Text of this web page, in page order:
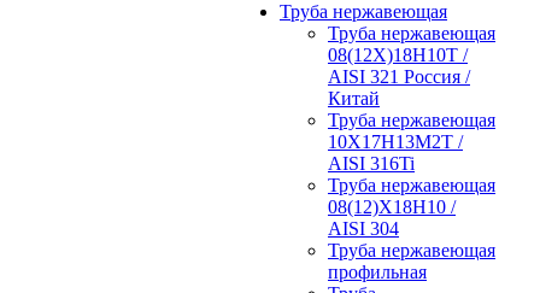
Труба нержавеющая
Труба нержавеющая
08(12Х)18Н10Т /
AISI 321 Россия /
Китай
Труба нержавеющая
10Х17Н13М2Т /
AISI 316Ti
Труба нержавеющая
08(12)Х18Н10 /
AISI 304
Труба нержавеющая
профильная